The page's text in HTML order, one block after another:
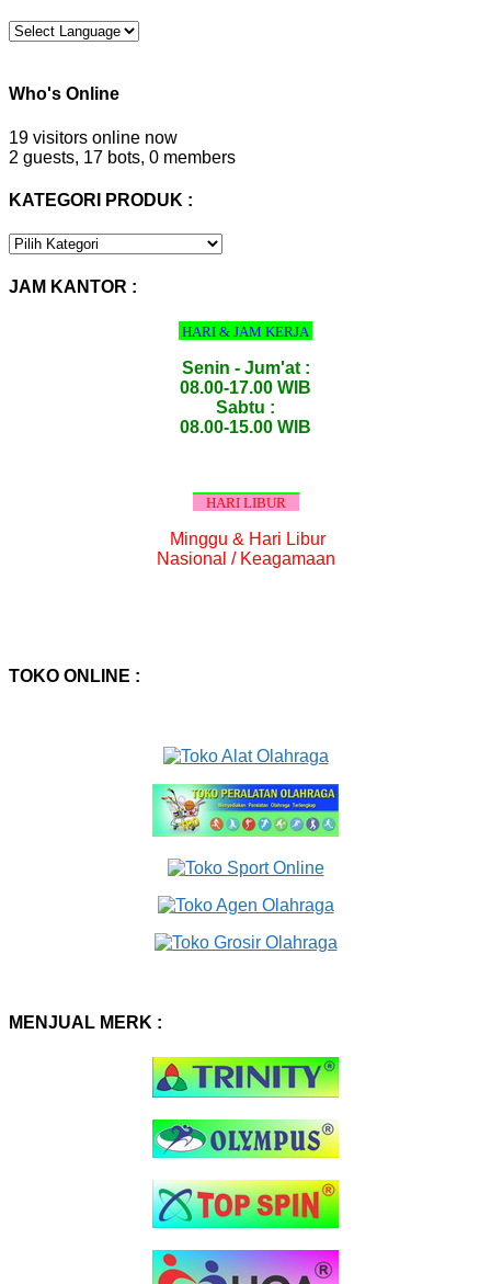
Who's Online
19 visitors online now
2 guests, 17 bots, 0 members
KATEGORI PRODUK :
KATEGORI
JAM KANTOR :
HARI & JAM KERJA
Senin - Jum'at :
08.00-17.00 WIB
Sabtu :
08.00-15.00 WIB
HARI LIBUR
Minggu & Hari Libur
Nasional / Keagamaan
TOKO ONLINE :
MENJUAL MERK :